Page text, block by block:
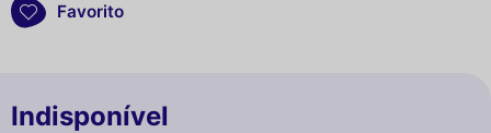
Favorito
Indisponível